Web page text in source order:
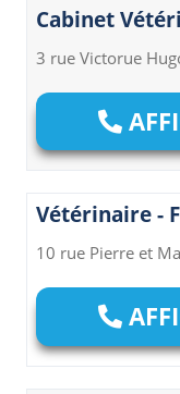
Cabinet
3 rue Victorue
Vétérinaire -
10 rue Pierre et